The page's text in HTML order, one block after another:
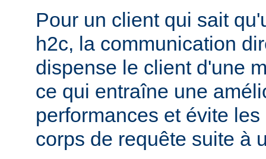
Pour un client qui sait
h2c, la communication
dispense le client d'une
ce qui entraîne une
performances et évite
corps de requête suite à